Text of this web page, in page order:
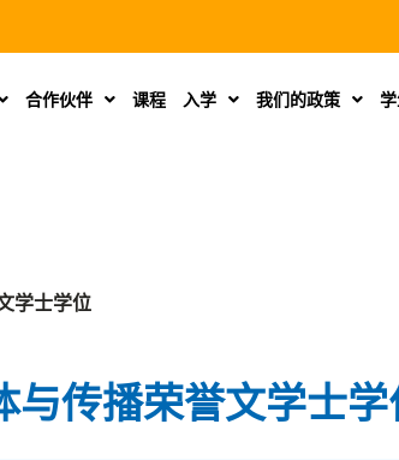
合作伙伴 课程 入学 我们的政策
学士学位
与传播荣誉文学士